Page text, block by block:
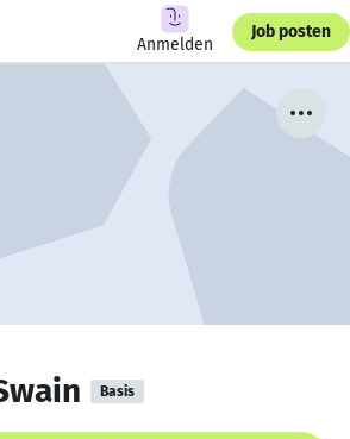
Anmelden
Job posten
Basis